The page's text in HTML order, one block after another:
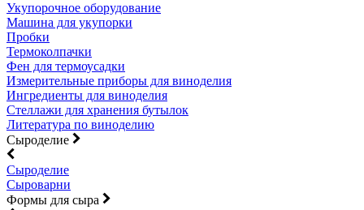
Укупорочное оборудование
Машина для укупорки
Пробки
Термоколпачки
Фен для термоусадки
Измерительные приборы для виноделия
Ингредиенты для виноделия
Стеллажи для хранения бутылок
Литература по виноделию
Сыроделие
Сыроделие
Сыроварни
Формы для сыра